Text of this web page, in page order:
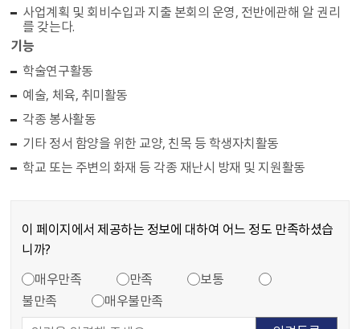
사업계획 및 회비수입과 지출 본회의 운영, 전반에관해 알 권리
를 갖는다.
기능
학술연구활동
예술, 체육, 취미활동
각종 봉사활동
기타 정서 함양을 위한 교양, 친목 등 학생자치활동
학교 또는 주변의 화재 등 각종 재난시 방재 및 지원활동
이 페이지에서 제공하는 정보에 대하여 어느 정도 만족하셨습
니까?
매우만족 만족
보통
불만족
매우불만족